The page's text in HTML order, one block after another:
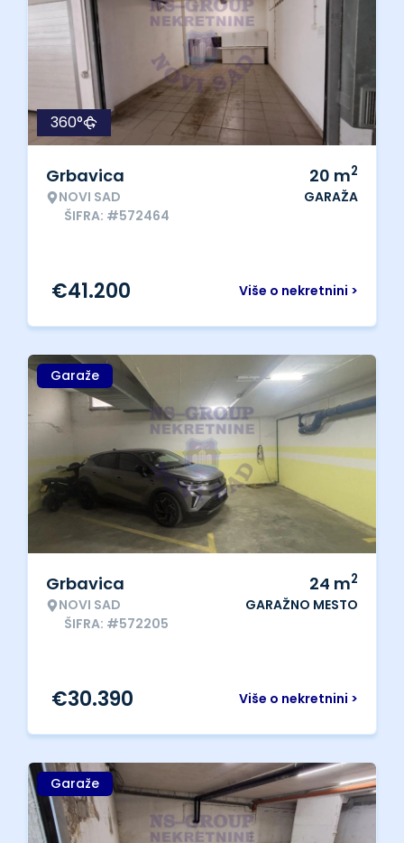
360°
Grbavica
NOVI SAD
ŠIFRA: #572464
20 m2
GARAŽA
Više o nekretnini >
€41.200
Garaže
Grbavica
NOVI SAD
ŠIFRA: #572205
24 m2
GARAŽNO MESTO
Više o nekretnini >
€30.390
Garaže